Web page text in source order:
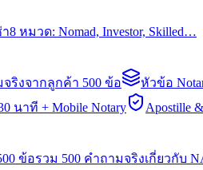
8 หมวด: Nomad, Investor, Skilled…
ริงจากลูกค้า 500 ข้อ หัวข้อ
นาที + Mobile Notary Apostille
ข้อรวม 500 คำถามจริงเกี่ยวกับ